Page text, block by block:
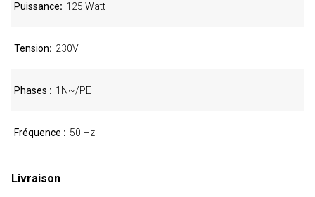
Puissance 125 Watt
Tension 230V
Phases 1N~/PE
Fréquence 50 Hz
Livraison